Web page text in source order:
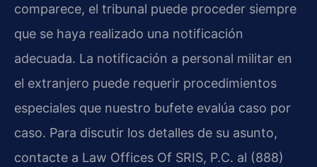
comparece, el tribunal puede proceder siempre
que se haya realizado una notificación
adecuada. La notificación a personal militar en
el extranjero puede requerir procedimientos
especiales que nuestro bufete evalúa caso por
caso. Para discutir los detalles de su asunto,
contacte a Law Offices Of SRIS, P.C. al (888)